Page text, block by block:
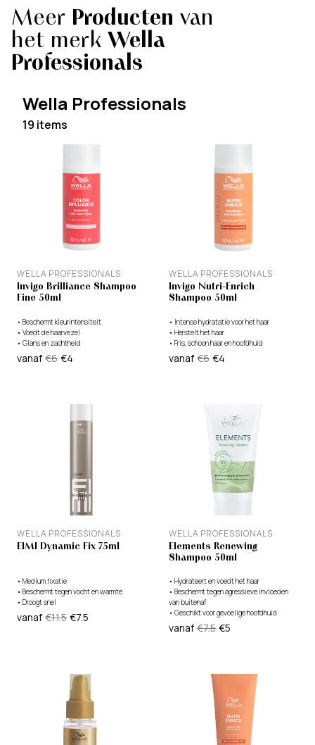
Meer Producten van
het merk Wella
Professionals
Wella Professionals
19 items
WELLA PROFESSIONALS
Invigo Brilliance Shampoo
Fine 50ml
• Beschermt kleurintensiteit
• Voedt de haarvezel
• Glans en zachtheid
vanaf €6 €4
WELLA PROFESSIONALS
Invigo Nutri-Enrich
Shampoo 50ml
• Intense hydratatie voor het haar
• Herstelt het haar
• Fris, schoon haar en hoofdhuid
vanaf €6 €4
WELLA PROFESSIONALS
EIMI Dynamic Fix 75ml
• Medium fixatie
• Beschermt tegen vocht en warmte
• Droogt snel
vanaf €11.5 €7.5
WELLA PROFESSIONALS
Elements Renewing
Shampoo 50ml
• Hydrateert en voedt het haar
• Beschermt tegen agressieve invloeden
van buitenaf
• Geschikt voor gevoelige hoofdhuid
vanaf €7.5 €5